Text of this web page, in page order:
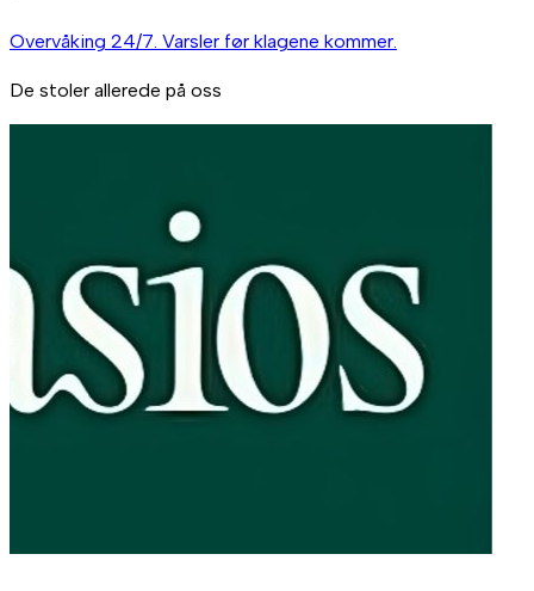
Overvåking 24/7. Varsler før klagene kommer.
De stoler allerede på oss